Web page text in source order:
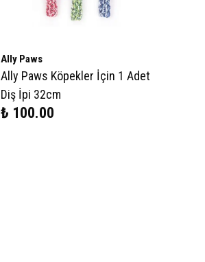
Ally Paws
Ally Paws Köpekler İçin 1 Adet
Diş İpi 32cm
₺ 100.00